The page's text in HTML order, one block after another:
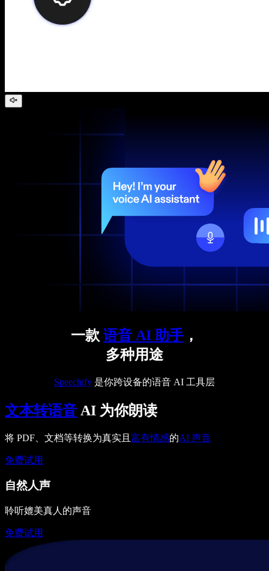
一款 语音 AI 助手 ，
多种用途
Speechify 是你跨设备的语音 AI 工具层
文本转语音 AI 为你朗读
将 PDF、文档等转换为真实且 富有情感的AI 声音
免费试用
自然人声
聆听媲美真人的声音
免费试用